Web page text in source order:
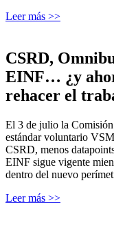
Leer más >>
CSRD,
EINF… ¿y
rehacer el
El 3 de julio la
estándar voluntario
CSRD, menos
EINF sigue vigente
dentro del nuevo
Leer más >>